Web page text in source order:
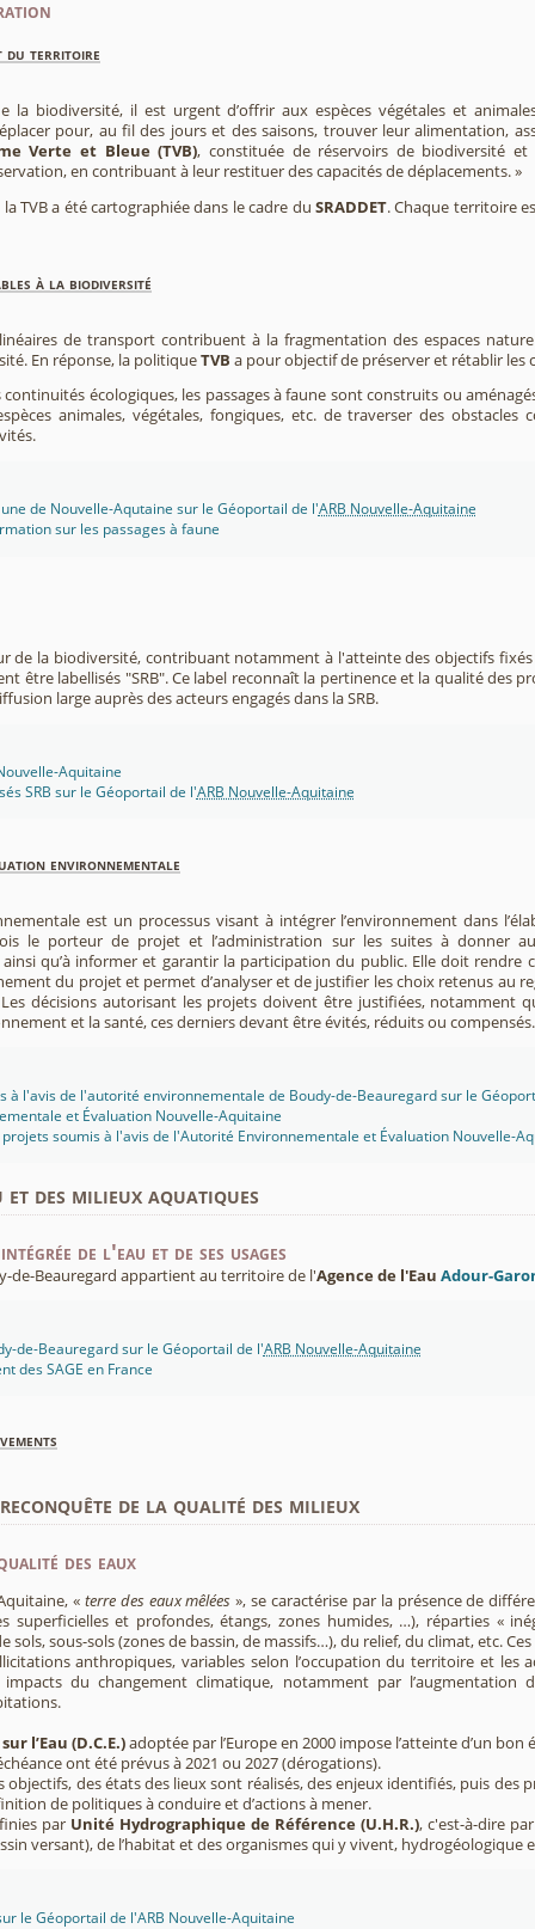
du territoire
la biodiversité, il est urgent d’offrir aux espèces végétales et
pour, au fil des jours et des saisons, trouver leur alimentation,
Verte et Bleue (TVB), constituée de réservoirs de biodiversité
en contribuant à leur restituer des capacités de déplacements. »
TVB a été cartographiée dans le cadre du SRADDET. Chaque territoire
à la biodiversité
de transport contribuent à la fragmentation des espaces
En réponse, la politiqueTVB a pour objectif de préserver et rétablir les
écologiques, les passages à faune sont construits ou
animales, végétales, fongiques, etc. de traverser des
de Nouvelle-Aqutaine sur le Géoportail de l'ARB Nouvelle-Aquitaine
sur les passages à faune
de la biodiversité, contribuant notamment à l'atteinte des objectifs fixés
être labellisés "SRB". Ce label reconnaît la pertinence et la qualité des
large auprès des acteurs engagés dans la SRB.
Aquitaine
SRB sur le Géoportail de l'ARB Nouvelle-Aquitaine
environnementale
est un processus visant à intégrer l’environnement dans
le porteur de projet et l’administration sur les suites à donner
qu’à informer et garantir la participation du public. Elle doit rendre
du projet et permet d’analyser et de justifier les choix retenus au
décisions autorisant les projets doivent être justifiées, notamment
et la santé, ces derniers devant être évités, réduits ou compensés.
à l'avis de l'autorité environnementale de Boudy-de-Beauregard sur le
et Évaluation Nouvelle-Aquitaine
soumis à l'avis de l'Autorité Environnementale et Évaluation Nouvelle-
des milieux aquatiques
de l'eau et de ses usages
de-Beauregard appartient au territoire de l'Agence de l'Eau Adour-
de-Beauregard sur le Géoportail de l'ARB Nouvelle-Aquitaine
des SAGE en France
de la qualité des milieux
des eaux
« terre des eaux mêlées », se caractérise par la présence de
superficielles et profondes, étangs, zones humides, …), réparties «
sols, sous-sols (zones de bassin, de massifs…), du relief, du climat, etc.
anthropiques, variables selon l’occupation du territoire et les
impacts du changement climatique, notamment par l’augmentation
l’Eau (D.C.E.)adoptée par l’Europe en 2000 impose l’atteinte d’un
ont été prévus à 2021 ou 2027 (dérogations).
objectifs, des états des lieux sont réalisés, des enjeux identifiés, puis des
de politiques à conduire et d’actions à mener.
par Unité Hydrographique de Référence (U.H.R.), c'est-à-dire
versant), de l’habitat et des organismes qui y vivent, hydrogéologique
le Géoportail de l'ARB Nouvelle-Aquitaine